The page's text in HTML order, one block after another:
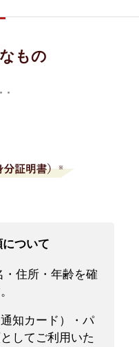
もの
ついて
住所・年齢を確
知カード）・パ
してご利用いた